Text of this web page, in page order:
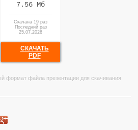
7.56 Мб
Скачана 19 раз
Последний раз
25.07.2026
СКАЧАТЬ
PDF
формат файла презентации для скачивания